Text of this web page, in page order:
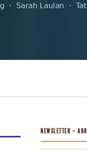
NEWSLETTER –